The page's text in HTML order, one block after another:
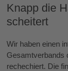
Knapp die
scheitert
Wir haben einen
Gesamtverbands
rechechiert. Die